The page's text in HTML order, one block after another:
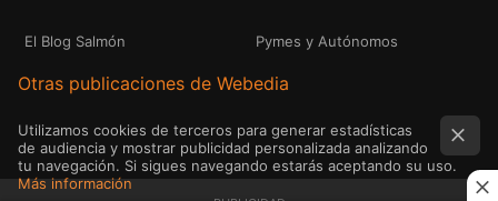
El Blog Salmón Pymes y Autónomos
Otras publicaciones de Webedia
Utilizamos cookies de terceros para generar estadísticas
de audiencia y mostrar publicidad personalizada analizando
tu navegación. Si sigues navegando estarás aceptando su uso.
Más información